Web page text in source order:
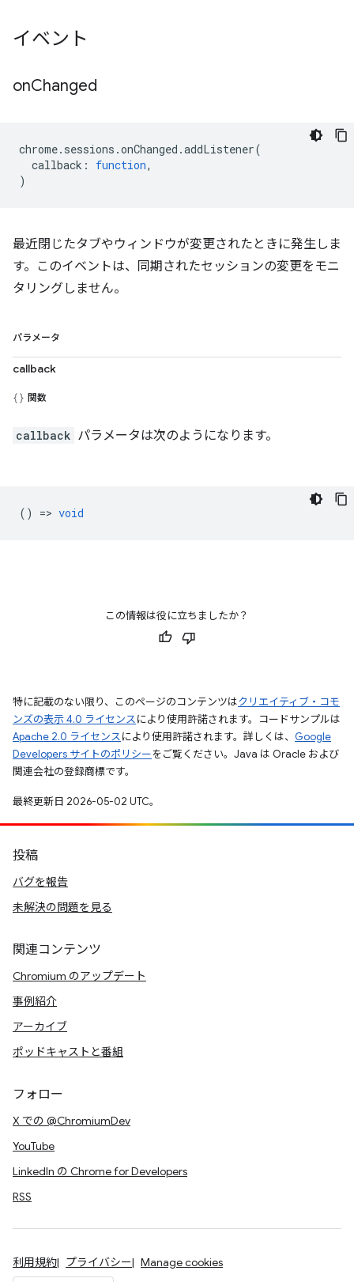
イベント
onChanged
chrome. sessions .onChanged .addListener(
callback : function,
)
最近閉じたタブやウィンドウが変更されたときに発生しま
す。このイベントは、同期されたセッションの変更をモニ
タリングしません。
パラメータ
callback
関数
callback パラメータは次のようになります。
() => void
この情報は役に立ちましたか？
特に記載のない限り、このページのコンテンツはクリエイティブ・コモ
ンズの表示 4.0 ライセンスにより使用許諾されます。コードサンプルは
Apache 2.0 ライセンスにより使用許諾されます。詳しくは、 Google
Developers サイトのポリシーをご覧ください。Java は Oracle および
関連会社の登録商標です。
最終更新日 2026-05-02 UTC。
投稿
バグを報告
未解決の問題を見る
関連コンテンツ
Chromium のアップデート
事例紹介
アーカイブ
ポッドキャストと番組
フォロー
X での @ChromiumDev
YouTube
LinkedIn の Chrome for Developers
RSS
利用規約 プライバシー Manage cookies